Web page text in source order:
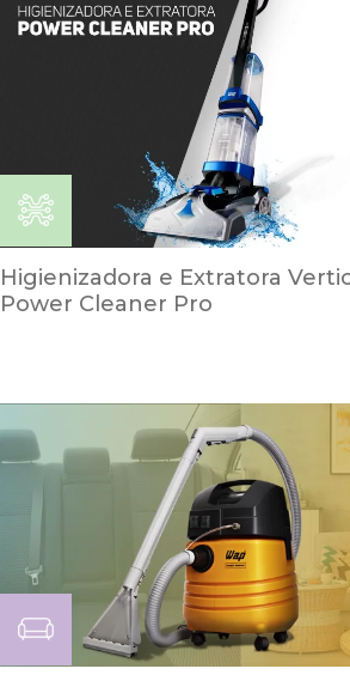
Higienizadora e Extratora
Power Cleaner Pro